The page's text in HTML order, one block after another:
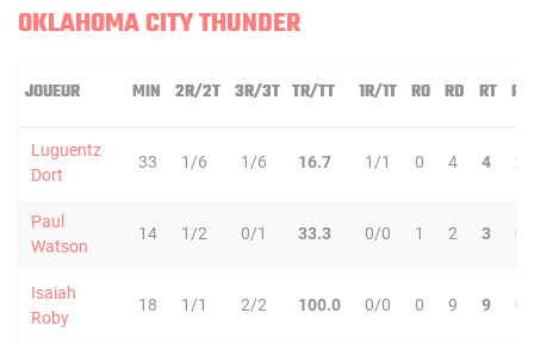
OKLAHOMA CITY THUNDER
JOUEUR MIN 2R/2T 3R/3T TR/TT 1R/1T RO RD RT PD
Luguentz
Dort
33 1/6 1/6 16.7 1/1 0 4 4 2
Paul
Watson
14 1/2 0/1 33.3 0/0 1 2 3 0
Isaiah
Roby
18 1/1 2/2 100.0 0/0 0 9 9 0